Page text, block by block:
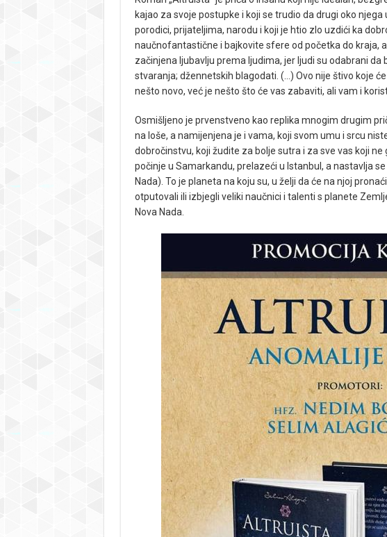
kajao za svoje postupke i koji se trudio da drugi oko njega
porodici, prijateljima, narodu i koji je htio zlo uzdići ka
naučnofantastične i bajkovite sfere od početka do kraja,
začinjena ljubavlju prema ljudima, jer ljudi su odabrani da
stvaranja; džennetskih blagodati. (…) Ovo nije štivo koje
nešto novo, već je nešto što će vas zabaviti, ali vam i
Osmišljeno je prvenstveno kao replika mnogim drugim
na loše, a namijenjena je i vama, koji svom umu i srcu
dobročinstvu, koji žudite za bolje sutra i za sve vas koji
počinje u Samarkandu, prelazeći u Istanbul, a nastavlja
Nada). To je planeta na koju su, u želji da će na njoj
otputovali ili izbjegli veliki naučnici i talenti s planete
Nova Nada.